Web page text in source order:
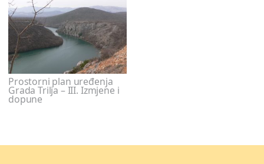
Prostorni plan uređenja
Grada Trilja – III. Izmjene i
dopune